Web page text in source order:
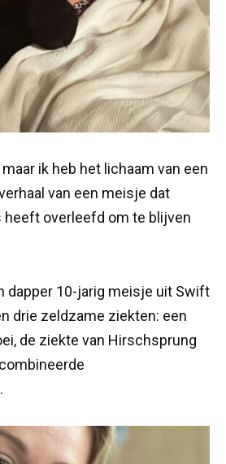
maar ik heb het lichaam van een
van een meisje dat
heeft overleefd om te blijven
dapper 10-jarig meisje uit Swift
drie zeldzame ziekten: een
de ziekte van Hirschsprung